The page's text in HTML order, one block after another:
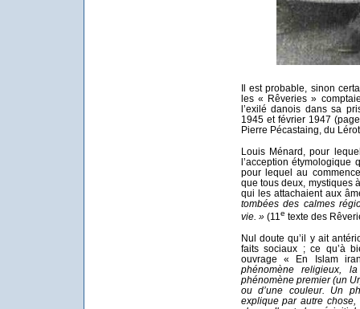
Il est probable, sinon
les « Rêveries »
l’exilé danois dans sa
1945 et février 1947
Pierre Pécastaing, du
Louis Ménard, pour
l’acception étymologique
pour lequel au
que tous deux, mystiques
qui les attachaient aux
tombées des calmes
vie. »(11 e texte des
Nul doute qu’il y ait
faits sociaux ; ce qu’à
ouvrage « En Islam
phénomène religieux,
phénomène premier (un
ou d’une couleur. Un
explique par autre chose,